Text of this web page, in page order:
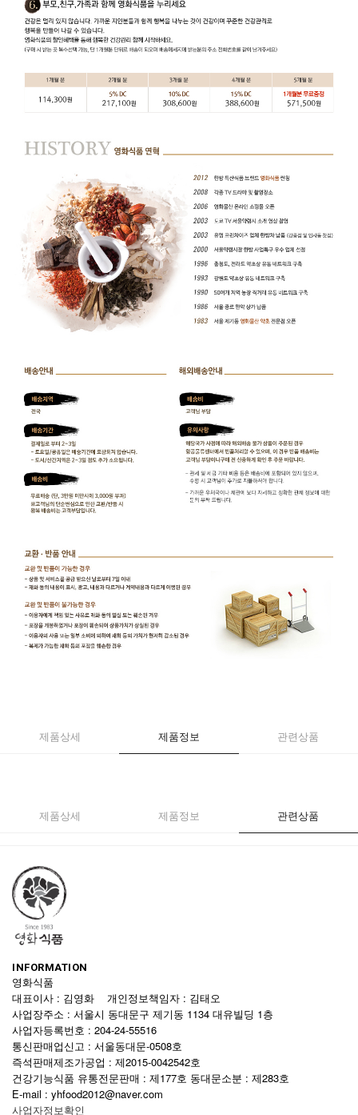
제품상세 제품정보 관련상품
제품상세 제품정보 관련상품
INFORMATION
영화식품
대표이사 : 김영화 개인정보책임자 : 김태오
사업장주소 : 서울시 동대문구 제기동 1134 대유빌딩 1층
사업자등록번호 : 204-24-55516
통신판매업신고 : 서울동대문-0508호
즉석판매제조가공업 : 제2015-0042542호
건강기능식품 유통전문판매 : 제177호 동대문소분 : 제283호
E-mail : yhfood2012@naver.com
사업자정보확인